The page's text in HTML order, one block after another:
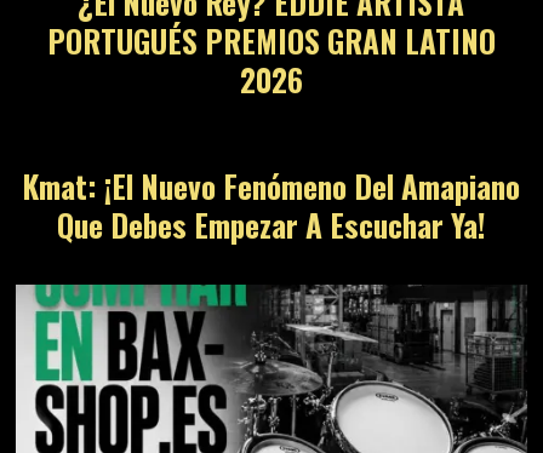
PORTUGUÉS PREMIOS GRAN LATINO
2026
Kmat: ¡El Nuevo Fenómeno Del Amapiano
Que Debes Empezar A Escuchar Ya!